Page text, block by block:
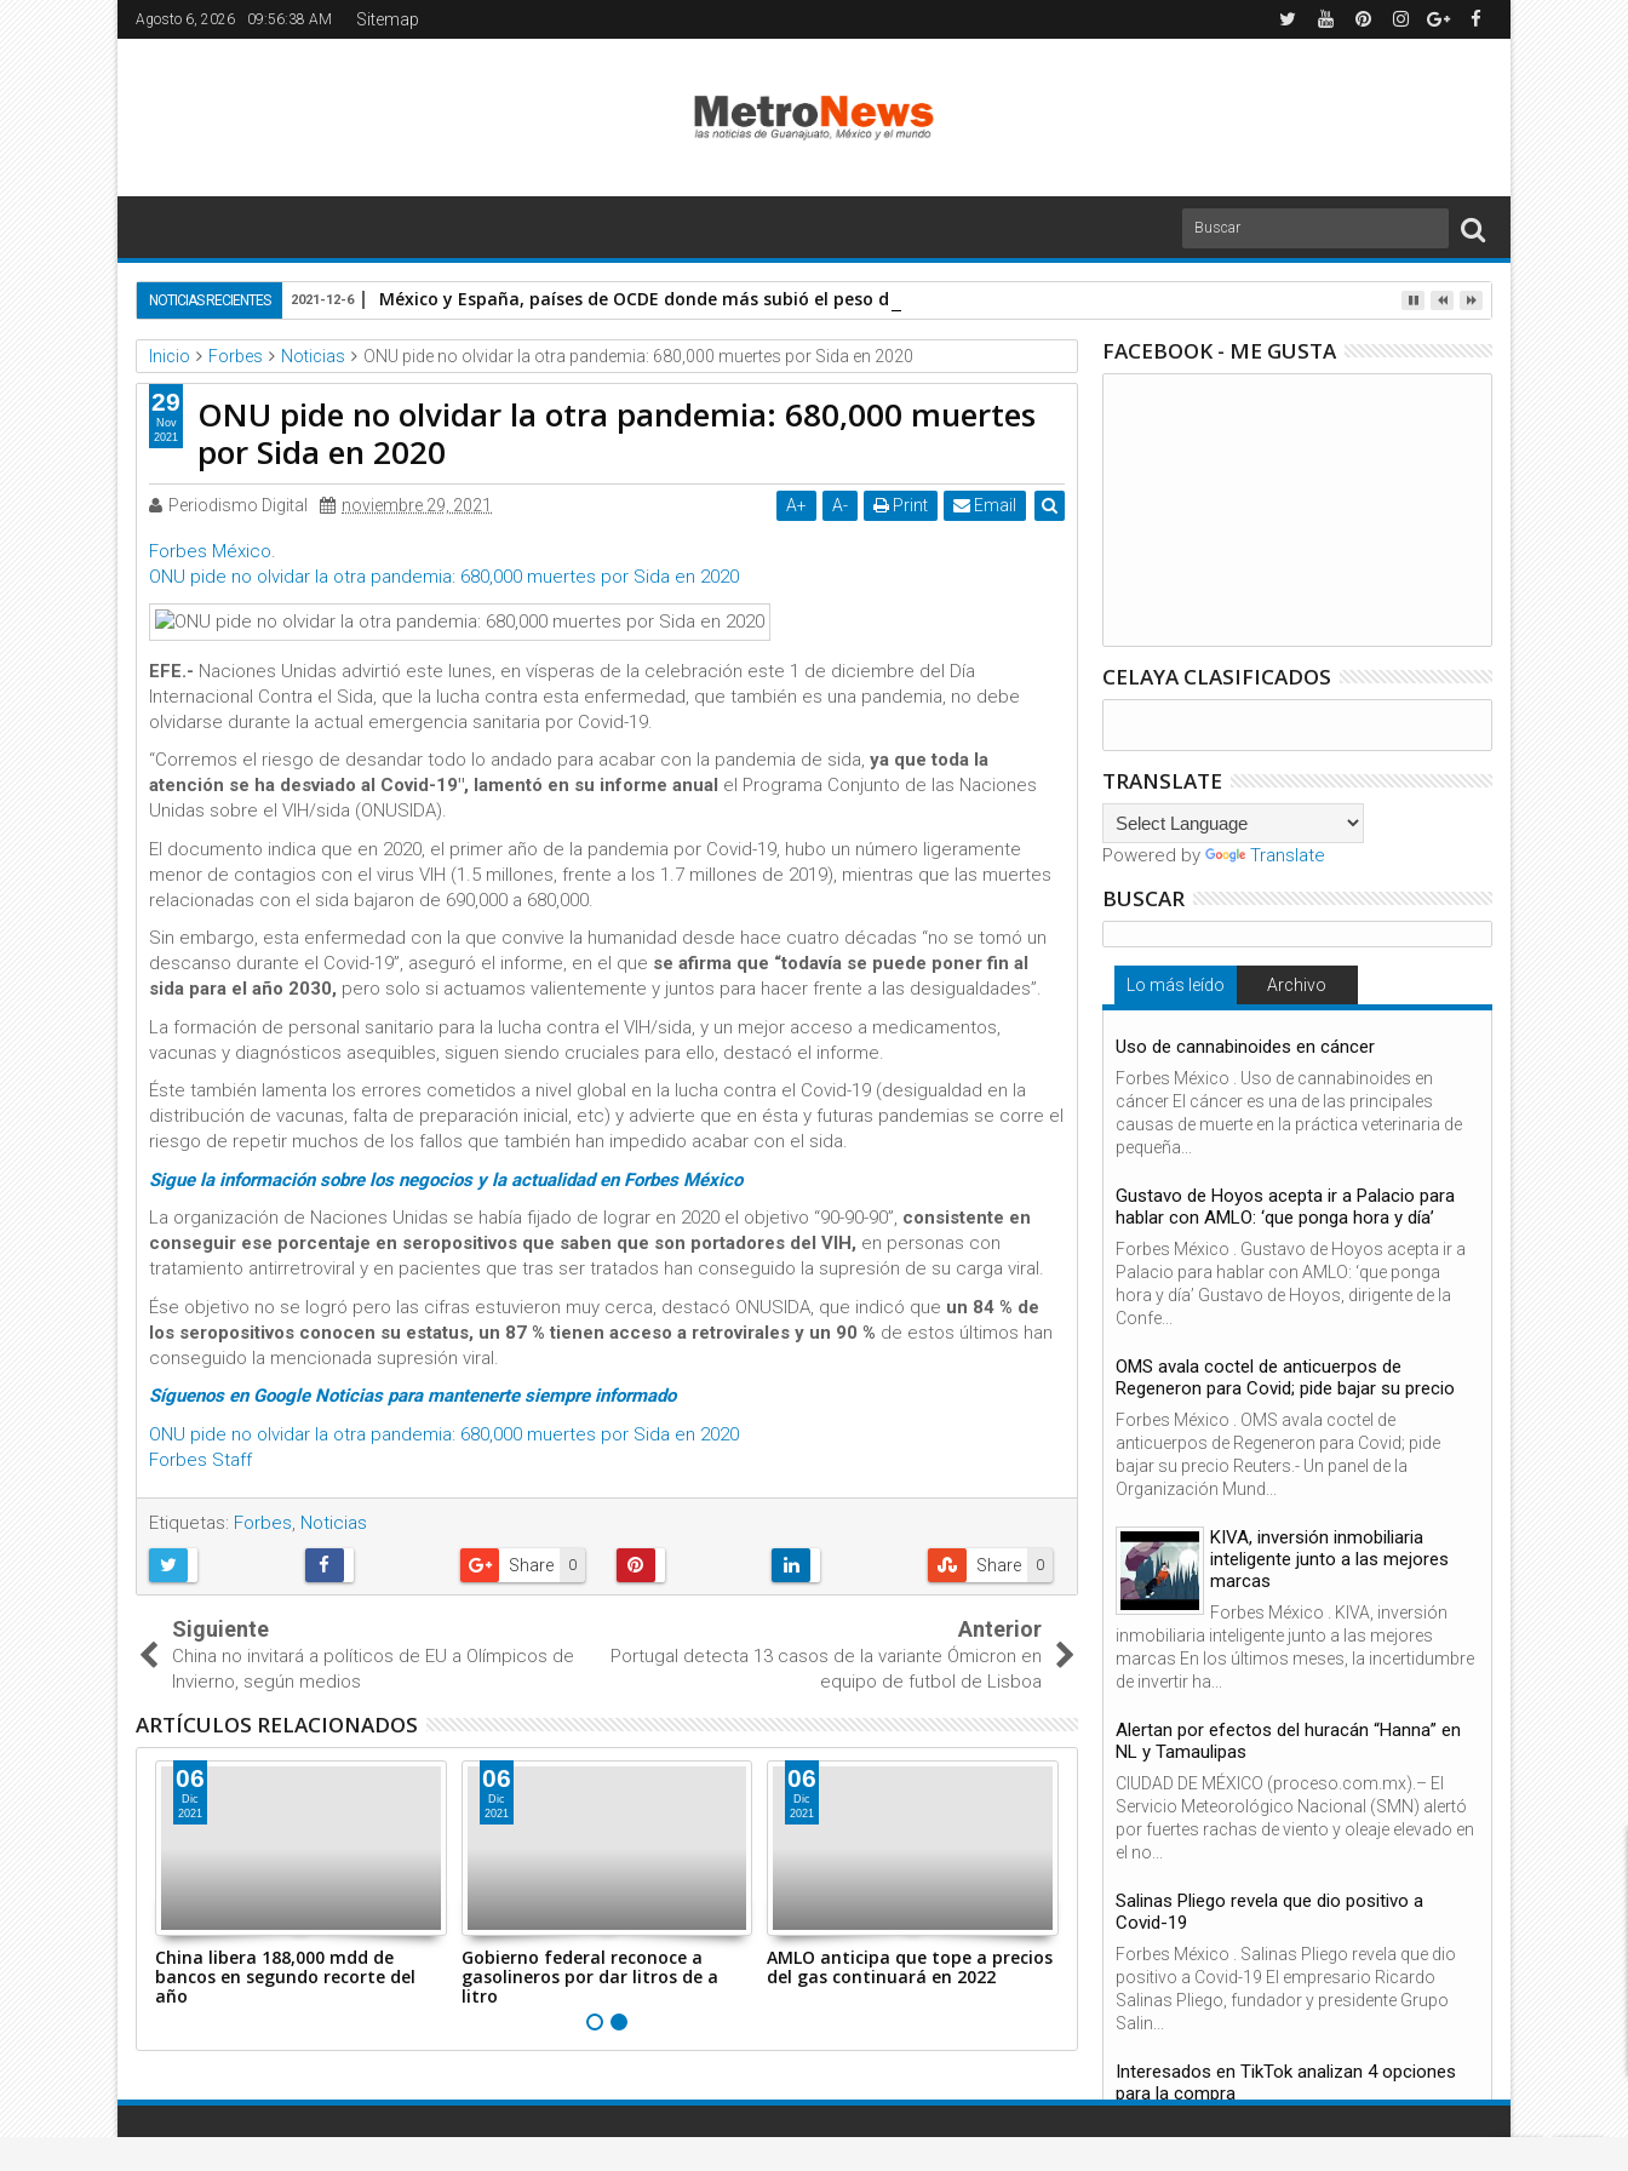
Agosto 6, 2026 09:56:39 AM Sitemap
NOTICIAS RECIENTES México y España, países de OCDE donde más subió el peso de impuestos en 2020
2021-12-6
Inicio Forbes Noticias ONU pide no olvidar la otra pandemia: 680,000 muertes por Sida en 2020
ONU pide no olvidar la otra pandemia: 680,000 muertes
por Sida en 2020
Periodismo Digital noviembre 29, 2021 A+ A- Print Email
Forbes México.
ONU pide no olvidar la otra pandemia: 680,000 muertes por Sida en 2020
EFE.- Naciones Unidas advirtió este lunes, en vísperas de la celebración este 1 de diciembre del Día
Internacional Contra el Sida, que la lucha contra esta enfermedad, que también es una pandemia, no debe
olvidarse durante la actual emergencia sanitaria por Covid-19.
“Corremos el riesgo de desandar todo lo andado para acabar con la pandemia de sida, ya que toda la
atención se ha desviado al Covid-19″, lamentó en su informe anual el Programa Conjunto de las Naciones
Unidas sobre el VIH/sida (ONUSIDA).
El documento indica que en 2020, el primer año de la pandemia por Covid-19, hubo un número ligeramente
menor de contagios con el virus VIH (1.5 millones, frente a los 1.7 millones de 2019), mientras que las muertes
relacionadas con el sida bajaron de 690,000 a 680,000.
Sin embargo, esta enfermedad con la que convive la humanidad desde hace cuatro décadas “no se tomó un
descanso durante el Covid-19”, aseguró el informe, en el que se afirma que “todavía se puede poner fin al
sida para el año 2030, pero solo si actuamos valientemente y juntos para hacer frente a las desigualdades”.
La formación de personal sanitario para la lucha contra el VIH/sida, y un mejor acceso a medicamentos,
vacunas y diagnósticos asequibles, siguen siendo cruciales para ello, destacó el informe.
Éste también lamenta los errores cometidos a nivel global en la lucha contra el Covid-19 (desigualdad en la
distribución de vacunas, falta de preparación inicial, etc) y advierte que en ésta y futuras pandemias se corre el
riesgo de repetir muchos de los fallos que también han impedido acabar con el sida.
Sigue la información sobre los negocios y la actualidad en Forbes México
La organización de Naciones Unidas se había fijado de lograr en 2020 el objetivo “90-90-90”, consistente en
conseguir ese porcentaje en seropositivos que saben que son portadores del VIH, en personas con
tratamiento antirretroviral y en pacientes que tras ser tratados han conseguido la supresión de su carga viral.
Ése objetivo no se logró pero las cifras estuvieron muy cerca, destacó ONUSIDA, que indicó que un 84 % de
los seropositivos conocen su estatus, un 87 % tienen acceso a retrovirales y un 90 % de estos últimos han
conseguido la mencionada supresión viral.
Síguenos en Google Noticias para mantenerte siempre informado
ONU pide no olvidar la otra pandemia: 680,000 muertes por Sida en 2020
Forbes Staff
Etiquetas: Forbes, Noticias
0
Share 0
Share
29
Nov
2021
Siguiente
China no invitará a políticos de EU a Olímpicos de
Invierno, según medios
Anterior
Portugal detecta 13 casos de la variante Ómicron en
equipo de futbol de Lisboa
ARTÍCULOS RELACIONADOS
06
Dic
2021
China libera 188,000 mdd de
bancos en segundo recorte del
año
06
Dic
2021
Gobierno federal reconoce a
gasolineros por dar litros de a
litro
06
Dic
2021
AMLO anticipa que tope a precios
del gas continuará en 2022
06
2021
México y España, países de OCDE
donde más subió el peso de
impuestos en 2020
06
Dic
2021
La SEC investiga a Tesla por
denuncia de defectos en los
paneles solares
FACEBOOK - ME GUSTA
CELAYA CLASIFICADOS
TRANSLATE
Powered by Translate
BUSCAR
Lo más leído Archivo
Uso de cannabinoides en cáncer
Forbes México . Uso de cannabinoides en
cáncer El cáncer es una de las principales
causas de muerte en la práctica veterinaria de
pequeña...
Gustavo de Hoyos acepta ir a Palacio para
hablar con AMLO: ‘que ponga hora y día’
Forbes México . Gustavo de Hoyos acepta ir a
Palacio para hablar con AMLO: ‘que ponga
hora y día’ Gustavo de Hoyos, dirigente de la
Confe...
OMS avala coctel de anticuerpos de
Regeneron para Covid; pide bajar su precio
Forbes México . OMS avala coctel de
anticuerpos de Regeneron para Covid; pide
bajar su precio Reuters.- Un panel de la
Organización Mund...
KIVA, inversión inmobiliaria
inteligente junto a las mejores
marcas
Forbes México . KIVA, inversión
inmobiliaria inteligente junto a las mejores
marcas En los últimos meses, la incertidumbre
de invertir ha...
Alertan por efectos del huracán “Hanna” en
NL y Tamaulipas
CIUDAD DE MÉXICO (proceso.com.mx).– El
Servicio Meteorológico Nacional (SMN) alertó
por fuertes rachas de viento y oleaje elevado en
el no...
Salinas Pliego revela que dio positivo a
Covid-19
Forbes México . Salinas Pliego revela que dio
positivo a Covid-19 El empresario Ricardo
Salinas Pliego, fundador y presidente Grupo
Salin...
Interesados en TikTok analizan 4 opciones
para la compra